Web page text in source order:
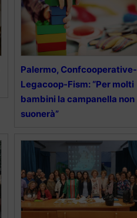
Palermo, Confcooperative-
Legacoop-Fism: “Per molti
bambini la campanella non
suonerà”